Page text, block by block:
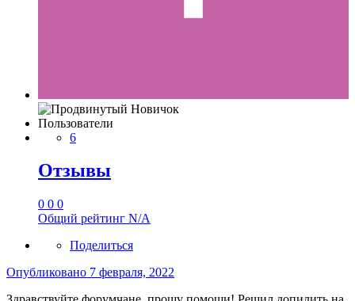
Пользователи
6
Отзывы
0 0 0
Общий рейтинг N/A
Поделиться
Опубликовано 7 февраля, 2022